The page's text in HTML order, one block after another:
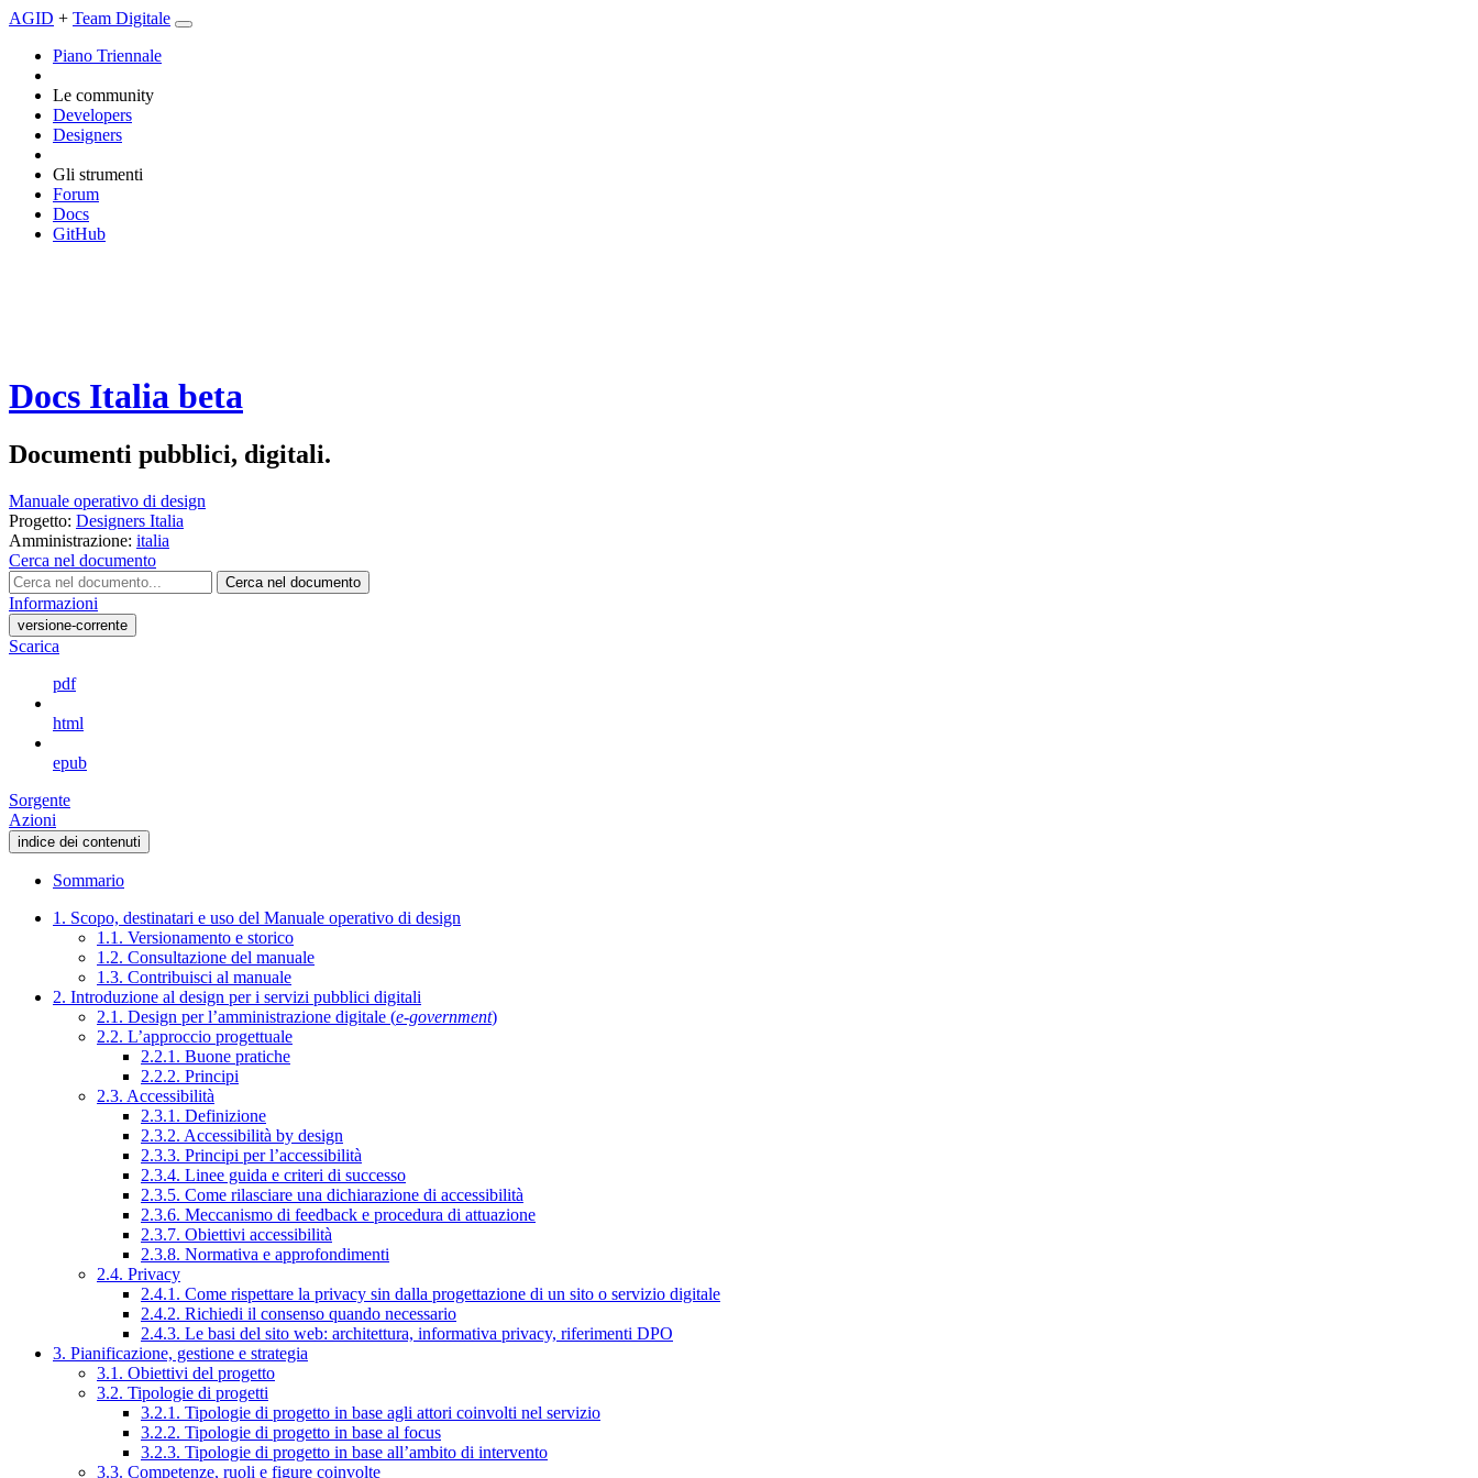
AGID + Team Digitale
Piano Triennale
Le community
Developers
Designers
Gli strumenti
Forum
Docs
GitHub
Docs Italia beta
Documenti pubblici, digitali.
Manuale operativo di design
Progetto: Designers Italia
Amministrazione: italia
Cerca nel documento
Cerca nel documento
Informazioni
versione-corrente
Scarica
pdf
html
epub
Sorgente
Azioni
indice dei contenuti
Sommario
1. Scopo, destinatari e uso del Manuale operativo di design
1.1. Versionamento e storico
1.2. Consultazione del manuale
1.3. Contribuisci al manuale
2. Introduzione al design per i servizi pubblici digitali
2.1. Design per l’amministrazione digitale (e-government)
2.2. L’approccio progettuale
2.2.1. Buone pratiche
2.2.2. Principi
2.3. Accessibilità
2.3.1. Definizione
2.3.2. Accessibilità by design
2.3.3. Principi per l’accessibilità
2.3.4. Linee guida e criteri di successo
2.3.5. Come rilasciare una dichiarazione di accessibilità
2.3.6. Meccanismo di feedback e procedura di attuazione
2.3.7. Obiettivi accessibilità
2.3.8. Normativa e approfondimenti
2.4. Privacy
2.4.1. Come rispettare la privacy sin dalla progettazione di un sito o servizio digitale
2.4.2. Richiedi il consenso quando necessario
2.4.3. Le basi del sito web: architettura, informativa privacy, riferimenti DPO
3. Pianificazione, gestione e strategia
3.1. Obiettivi del progetto
3.2. Tipologie di progetti
3.2.1. Tipologie di progetto in base agli attori coinvolti nel servizio
3.2.2. Tipologie di progetto in base al focus
3.2.3. Tipologie di progetto in base all’ambito di intervento
3.3. Competenze, ruoli e figure coinvolte